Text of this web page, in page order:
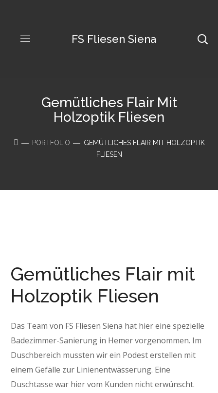
FS Fliesen Siena
Gemütliches Flair Mit
Holzoptik Fliesen
PORTFOLIO
GEMÜTLICHES FLAIR MIT HOLZOPTIK
FLIESEN
Gemütliches Flair mit
Holzoptik Fliesen
Das Team von FS Fliesen Siena hat hier eine spezielle
Badezimmer-Sanierung in Hemer vorgenommen. Im
Duschbereich mussten wir ein Podest erstellen mit
einem Gefälle zur Linienentwässerung. Eine
Duschtasse war hier vom Kunden nicht erwünscht.